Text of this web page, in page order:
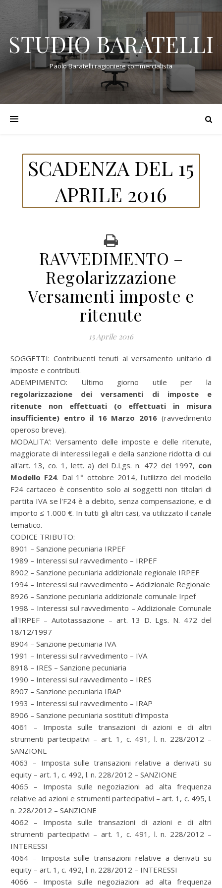
STUDIO BARATELLI
Paolo Baratelli ragioniere commercialista
SCADENZA DEL 15
APRILE 2016
RAVVEDIMENTO –
Regolarizzazione
Versamenti imposte e
ritenute
15 Aprile 2016
SOGGETTI: Contribuenti tenuti al versamento unitario di
imposte e contributi.
ADEMPIMENTO: Ultimo giorno utile per la
regolarizzazione dei versamenti di imposte e
ritenute non effettuati (o effettuati in misura
insufficiente) entro il 16 Marzo 2016 (ravvedimento
operoso breve).
MODALITA’: Versamento delle imposte e delle ritenute,
maggiorate di interessi legali e della sanzione ridotta di cui
all'art. 13, co. 1, lett. a) del D.Lgs. n. 472 del 1997, con
Modello F24. Dal 1° ottobre 2014, l'utilizzo del modello
F24 cartaceo è consentito solo ai soggetti non titolari di
partita IVA se l'F24 è a debito, senza compensazione, e di
importo ≤ 1.000 €. In tutti gli altri casi, va utilizzato il canale
tematico.
CODICE TRIBUTO:
8901 – Sanzione pecuniaria IRPEF
1989 – Interessi sul ravvedimento – IRPEF
8902 – Sanzione pecuniaria addizionale regionale IRPEF
1994 – Interessi sul ravvedimento – Addizionale Regionale
8926 – Sanzione pecuniaria addizionale comunale Irpef
1998 – Interessi sul ravvedimento – Addizionale Comunale
all'IRPEF – Autotassazione – art. 13 D. Lgs. N. 472 del
18/12/1997
8904 – Sanzione pecuniaria IVA
1991 – Interessi sul ravvedimento – IVA
8918 – IRES – Sanzione pecuniaria
1990 – Interessi sul ravvedimento – IRES
8907 – Sanzione pecuniaria IRAP
1993 – Interessi sul ravvedimento – IRAP
8906 – Sanzione pecuniaria sostituti d’imposta
4061 – Imposta sulle transazioni di azioni e di altri
strumenti partecipativi – art. 1, c. 491, l. n. 228/2012 –
SANZIONE
4063 – Imposta sulle transazioni relative a derivati su
equity – art. 1, c. 492, l. n. 228/2012 – SANZIONE
4065 – Imposta sulle negoziazioni ad alta frequenza
relative ad azioni e strumenti partecipativi – art. 1, c. 495, l.
n. 228/2012 – SANZIONE
4062 – Imposta sulle transazioni di azioni e di altri
strumenti partecipativi – art. 1, c. 491, l. n. 228/2012 –
INTERESSI
4064 – Imposta sulle transazioni relative a derivati su
equity – art. 1, c. 492, l. n. 228/2012 – INTERESSI
4066 – Imposta sulle negoziazioni ad alta frequenza